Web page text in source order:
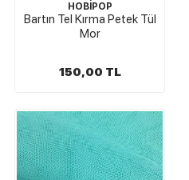
HOBİPOP
Bartın Tel Kırma Petek Tül
Mor
150,00 TL